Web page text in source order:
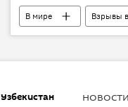
В мире Взрывы
Узбекистан НОВОСТИ